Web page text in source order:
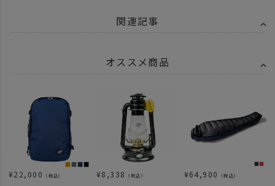
関連記事
オススメ商品
¥22,000 （税込） ¥8,338 （税込） ¥64,900 （税込）